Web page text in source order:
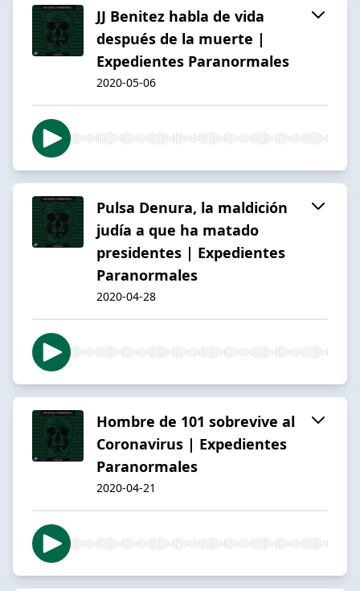
JJ Benitez habla de vida
después de la muerte |
Expedientes Paranormales
2020-05-06
Pulsa Denura, la maldición
judía a que ha matado
presidentes | Expedientes
Paranormales
2020-04-28
Hombre de 101 sobrevive al
Coronavirus | Expedientes
Paranormales
2020-04-21